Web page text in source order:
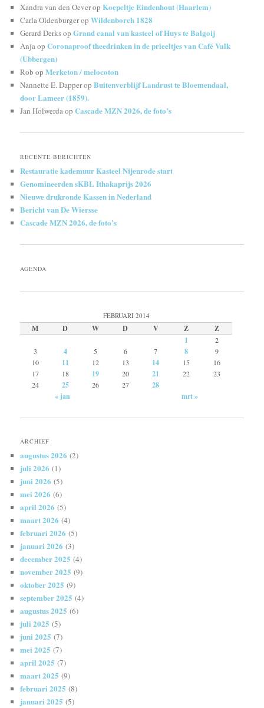
Xandra van den OeveropKoepeltje Eindenhout (Haarlem)
Carla OldenburgeropWildenborch 1828
Gerard DerksopGrand canal van kasteel of Huys te Balgoij
AnjaopCoronaproof theedrinken in de prieeltjes van Café Valk
(Ubbergen)
Rob opMerketon / melocoton
Nannette E. DapperopBuitenverblijf Landrust te Bloemendaal,
door Lameer (1859).
Jan HolwerdaopCascade MZN 2026, de foto’s
RECENTE BERICHTEN
Restauratie kademuur Kasteel Nijenrode start
Genomineerden sKBL Ithakaprijs 2026
Nieuwe drukronde Kassen in Nederland
Bericht van De Wiersse
Cascade MZN 2026, de foto’s
AGENDA
FEBRUARI 2014
M D W D V Z
Z
1
2
3
4 5 6 7 8
9
10
11 12 13 14 15
16
17
18 19 20 21 22
23
24
25 26 27
28
« jan
mrt »
ARCHIEF
augustus 2026 (2)
juli 2026 (1)
juni 2026 (5)
mei 2026 (6)
april 2026 (5)
maart 2026 (4)
februari 2026 (5)
januari 2026 (3)
december 2025 (4)
november 2025 (9)
oktober 2025 (9)
september 2025 (4)
augustus 2025 (6)
juli 2025 (5)
juni 2025 (7)
mei 2025 (7)
april 2025 (7)
maart 2025 (9)
februari 2025 (8)
januari 2025 (5)